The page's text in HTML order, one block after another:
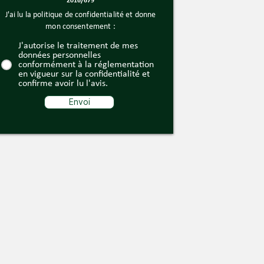
J'ai lu la politique de confidentialité et donne
mon consentement :
J'autorise le traitement de mes
données personnelles
conformément à la réglementation
en vigueur sur la confidentialité et
confirme avoir lu l'avis.
Envoi